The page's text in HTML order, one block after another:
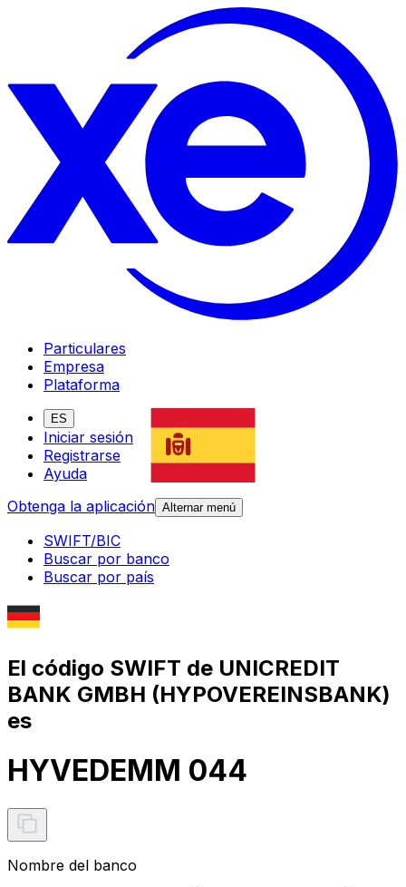
Particulares
Empresa
Plataforma
ES
Iniciar sesión
Registrarse
Ayuda
Obtenga la aplicación Alternar menú
SWIFT/BIC
Buscar por banco
Buscar por país
El código SWIFT de UNICREDIT
BANK GMBH (HYPOVEREINSBANK)
es
HYVEDEMM 044
Nombre del banco